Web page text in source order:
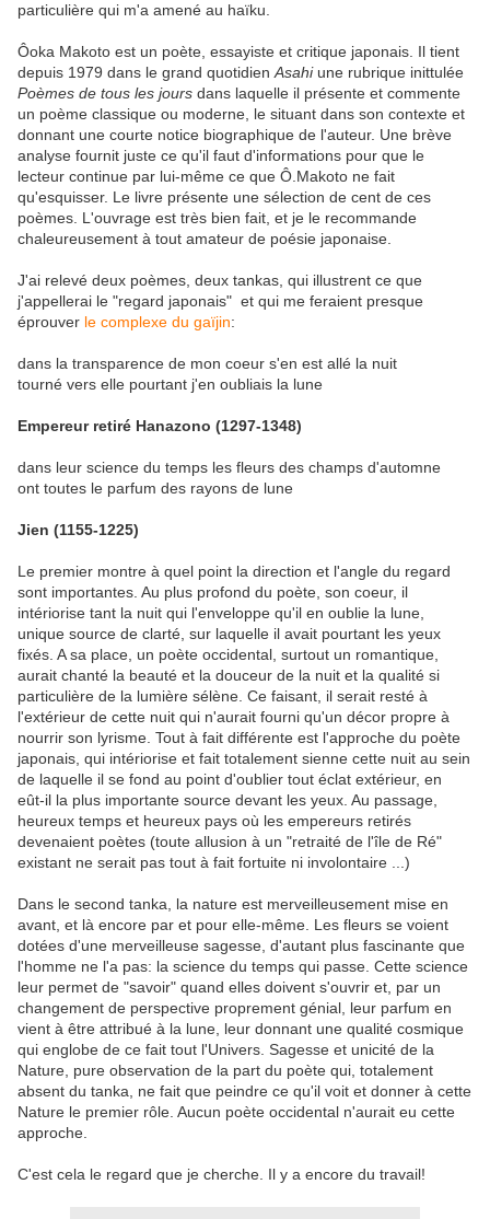
particulière qui m'a amené au haïku.
Ôoka Makoto est un poète, essayiste et critique japonais. Il tient
depuis 1979 dans le grand quotidien Asahi une rubrique inittulée
Poèmes de tous les jours dans laquelle il présente et commente
un poème classique ou moderne, le situant dans son contexte et
donnant une courte notice biographique de l'auteur. Une brève
analyse fournit juste ce qu'il faut d'informations pour que le
lecteur continue par lui-même ce que Ô.Makoto ne fait
qu'esquisser. Le livre présente une sélection de cent de ces
poèmes. L'ouvrage est très bien fait, et je le recommande
chaleureusement à tout amateur de poésie japonaise.
J'ai relevé deux poèmes, deux tankas, qui illustrent ce que
j'appellerai le "regard japonais" et qui me feraient presque
éprouver le complexe du gaïjin:
dans la transparence de mon coeur s'en est allé la nuit
tourné vers elle pourtant j'en oubliais la lune
Empereur retiré Hanazono (1297-1348)
dans leur science du temps les fleurs des champs d'automne
ont toutes le parfum des rayons de lune
Jien (1155-1225)
Le premier montre à quel point la direction et l'angle du regard
sont importantes. Au plus profond du poète, son coeur, il
intériorise tant la nuit qui l'enveloppe qu'il en oublie la lune,
unique source de clarté, sur laquelle il avait pourtant les yeux
fixés. A sa place, un poète occidental, surtout un romantique,
aurait chanté la beauté et la douceur de la nuit et la qualité si
particulière de la lumière sélène. Ce faisant, il serait resté à
l'extérieur de cette nuit qui n'aurait fourni qu'un décor propre à
nourrir son lyrisme. Tout à fait différente est l'approche du poète
japonais, qui intériorise et fait totalement sienne cette nuit au sein
de laquelle il se fond au point d'oublier tout éclat extérieur, en
eût-il la plus importante source devant les yeux. Au passage,
heureux temps et heureux pays où les empereurs retirés
devenaient poètes (toute allusion à un "retraité de l'île de Ré"
existant ne serait pas tout à fait fortuite ni involontaire ...)
Dans le second tanka, la nature est merveilleusement mise en
avant, et là encore par et pour elle-même. Les fleurs se voient
dotées d'une merveilleuse sagesse, d'autant plus fascinante que
l'homme ne l'a pas: la science du temps qui passe. Cette science
leur permet de "savoir" quand elles doivent s'ouvrir et, par un
changement de perspective proprement génial, leur parfum en
vient à être attribué à la lune, leur donnant une qualité cosmique
qui englobe de ce fait tout l'Univers. Sagesse et unicité de la
Nature, pure observation de la part du poète qui, totalement
absent du tanka, ne fait que peindre ce qu'il voit et donner à cette
Nature le premier rôle. Aucun poète occidental n'aurait eu cette
approche.
C'est cela le regard que je cherche. Il y a encore du travail!